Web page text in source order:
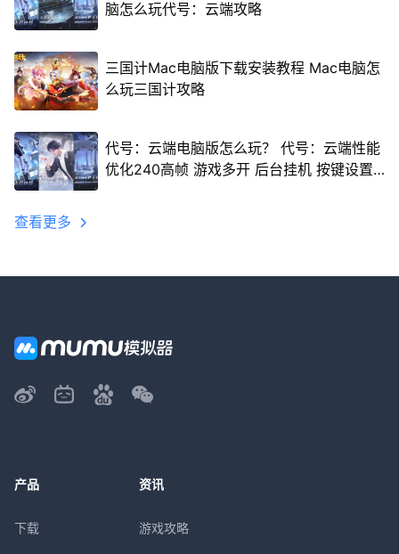
脑怎么玩代号：云端攻略
三国计Mac电脑版下载安装教程 Mac电脑怎
么玩三国计攻略
代号：云端电脑版怎么玩？ 代号：云端性能
优化240高帧 游戏多开 后台挂机 按键设置
查看更多
产品
下载
资讯
游戏攻略